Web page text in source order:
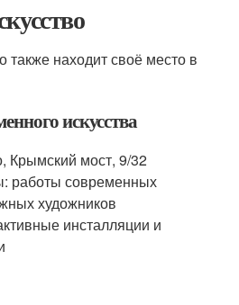
также находит своё место в
искусства
Крымский мост, 9/32
работы современных
художников
инсталляции и